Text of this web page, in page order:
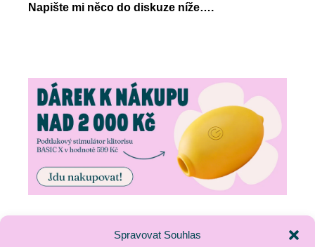
Spravovat Souhlas
Napište mi něco do diskuze níže….